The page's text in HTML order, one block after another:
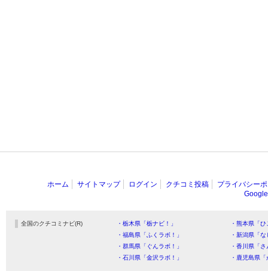
ホーム サイトマップ ログイン クチコミ投稿
プライバシー
全国のクチコミナビ(R) ・栃木県「栃ナビ！」
・熊本県「
・福島県「ふくラボ！」
・新潟県「
・群馬県「ぐんラボ！」
・香川県「
・石川県「金沢ラボ！」
・鹿児島県